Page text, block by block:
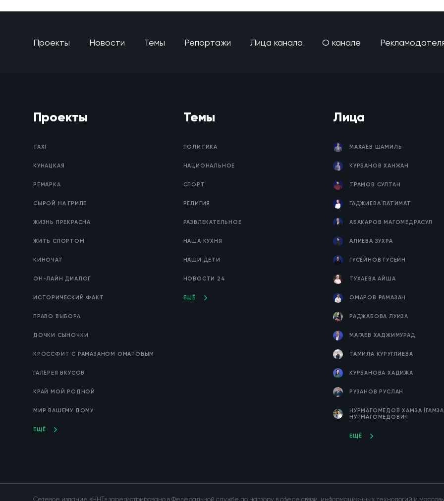
Проекты Новости Темы Репортажи Лица канала О канале
Проекты
TAXI
КУНАЦКАЯ
РЕМАРКА
СЫРОЙ НА ГРИЛЕ
ЖИЗНЬ ПРЕКРАСНА
ЖИТЬ СПОРТОМ
КИНОЧАТ
ОН-ЛАЙН ДИАЛОГ
ИСТОРИЧЕСКИЙ ФАКТ
ПРАВО ВЫБОРА
ДОЧКИ СЫНОЧКИ
КРОССФИТ С РАМАЗАНОМ ОМАРОВЫМ
ГАЛЕРЕЯ ВКУСОВ
КРАЙ МОЙ РОДНОЙ
МИР ВАШЕМУ ДОМУ
ЕЩЁ
Темы
ПОЛИТИКА
НАЦИОНАЛЬНОЕ
СПОРТ
РЕЛИГИЯ
РАЗВЛЕКАТЕЛЬНОЕ
НАША КУХНЯ
НАШИ ДЕТИ
НОВОСТИ 24
ЕЩЁ
Лица
МАХАЕВ ШАМИЛЬ
КУРБАНОВ ХАНЖАН
ТРАМОВ СУЛТАН
ГАДЖИЕВА ПАТИМАТ
АБАКАРОВ МАГОМЕДРАСУЛ
АЛИЕВА ЗУХРА
ГУСЕЙНОВ ГУСЕЙН
ТУХАЕВА АЙША
ОМАРОВ РАМАЗАН
РАДЖАБОВА ЛУИЗА
МАГАЕВ ХАДЖИМУРАД
ТАМИЛА КУРУГЛИЕВА
КУРБАНОВА ХАДИЖА
РУЗАНОВ РУСЛАН
НУРМАГОМЕДОВ ХАМЗА
НУРМАГОМЕДОВИЧ
ЕЩЁ
Сетевое издание «ННТ» зарегистрировано в Федеральной службе по надзору в сфере связи, информационных технологий и